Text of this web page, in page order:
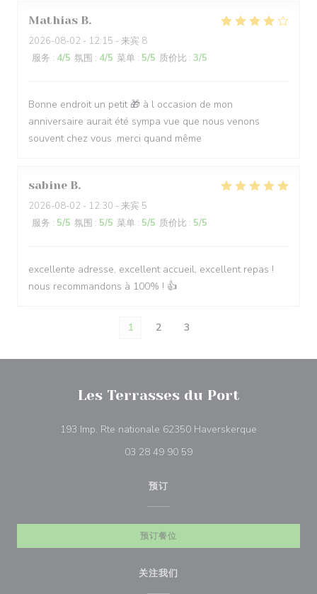
Mathias B
2026-08-02 - 12:15 - 来宾 8
服务 : 4/5 氛围 : 4/5 菜单 : 5/5 质价比 : 3/5
Bonne endroit un petit 🎁 à l occasion de mon
anniversaire aurait été sympa vue que nous venons
souvent chez vous .merci quand même
sabine B
2026-08-02 - 12:30 - 来宾 5
服务 : 5/5 氛围 : 5/5 菜单 : 5/5 质价比 : 5/5
excellente adresse, excellent accueil, excellent repas !
nous recommandons à 100% ! 👍
1 2 3
Les Terrasses du Port
193 Imp. Rte nationale 62350 Haverskerque
03 28 49 90 59
预订
预订餐位
关注我们